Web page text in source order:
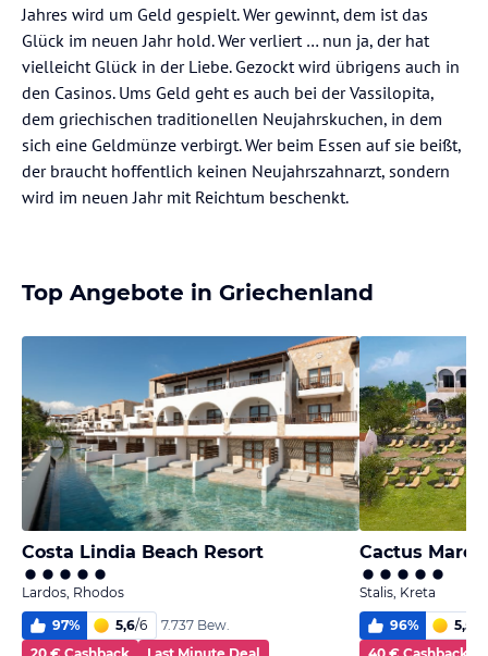
Jahres wird um Geld gespielt. Wer gewinnt, dem ist das
Glück im neuen Jahr hold. Wer verliert … nun ja, der hat
vielleicht Glück in der Liebe. Gezockt wird übrigens auch in
den Casinos. Ums Geld geht es auch bei der Vassilopita,
dem griechischen traditionellen Neujahrskuchen, in dem
sich eine Geldmünze verbirgt. Wer beim Essen auf sie beißt,
der braucht hoffentlich keinen Neujahrszahnarzt, sondern
wird im neuen Jahr mit Reichtum beschenkt.
Top Angebote in Griechenland
Costa Lindia Beach Resort
Lardos, Rhodos
97% 5,6/6
7.737 Bew.
Cactus Mare
Stalis, Kreta
96% 5,5